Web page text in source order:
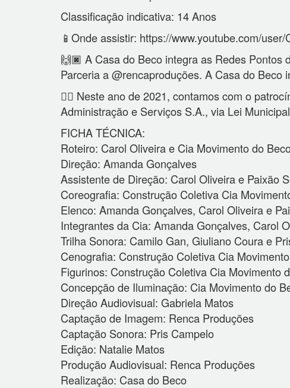
Classificação indicativa: 14 Anos
📱Onde assistir: https://www.youtube.com/
🙌🏿 A Casa do Beco integra as Redes Pontos
Parceria a @rencaproduções. A Casa do
👉🏾 Neste ano de 2021, contamos com o
Administração e Serviços S.A., via Lei
FICHA TÉCNICA:
Roteiro: Carol Oliveira e Cia Movimento do
Direção: Amanda Gonçalves
Assistente de Direção: Carol Oliveira e Paixão
Coreografia: Construção Coletiva Cia
Elenco: Amanda Gonçalves, Carol Oliveira e
Integrantes da Cia: Amanda Gonçalves, Carol
Trilha Sonora: Camilo Gan, Giuliano Coura e
Cenografia: Construção Coletiva Cia
Figurinos: Construção Coletiva Cia Movimento
Concepção de Iluminação: Cia Movimento do
Direção Audiovisual: Gabriela Matos
Captação de Imagem: Renca Produções
Captação Sonora: Pris Campelo
Edição: Natalie Matos
Produção Audiovisual: Renca Produções
Realização: Casa do Beco